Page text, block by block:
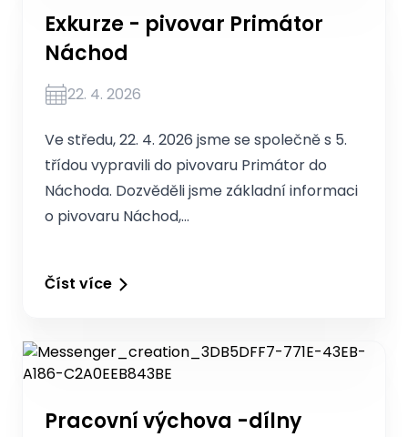
Exkurze - pivovar Primátor
Náchod
22. 4. 2026
Ve středu, 22. 4. 2026 jsme se společně s 5.
třídou vypravili do pivovaru Primátor do
Náchoda. Dozvěděli jsme základní informaci
o pivovaru Náchod,…
Číst více
Pracovní výchova -dílny